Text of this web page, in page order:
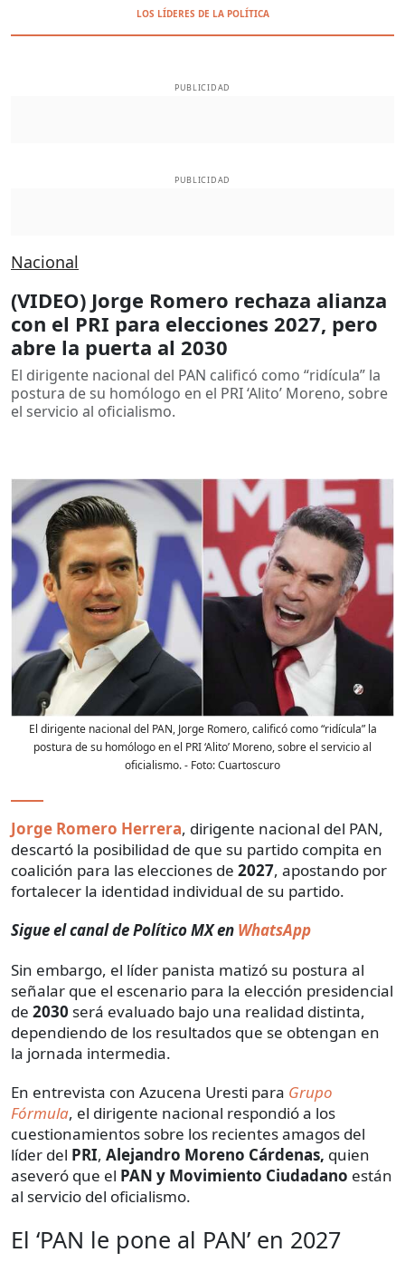
LOS LÍDERES DE LA POLÍTICA
PUBLICIDAD
PUBLICIDAD
Nacional
(VIDEO) Jorge Romero rechaza alianza
con el PRI para elecciones 2027, pero
abre la puerta al 2030
El dirigente nacional del PAN calificó como “ridícula” la
postura de su homólogo en el PRI ‘Alito’ Moreno, sobre
el servicio al oficialismo.
El dirigente nacional del PAN, Jorge Romero, calificó como “ridícula” la
postura de su homólogo en el PRI ‘Alito’ Moreno, sobre el servicio al
oficialismo.- Foto:Cuartoscuro
Jorge Romero Herrera, dirigente nacional del PAN,
descartó la posibilidad de que su partido compita en
coalición para las elecciones de 2027, apostando por
fortalecer la identidad individual de su partido.
Sigue el canal de Político MX en WhatsApp
Sin embargo, el líder panista matizó su postura al
señalar que el escenario para la elección presidencial
de 2030 será evaluado bajo una realidad distinta,
dependiendo de los resultados que se obtengan en
la jornada intermedia.
En entrevista con Azucena Uresti para Grupo
Fórmula, el dirigente nacional respondió a los
cuestionamientos sobre los recientes amagos del
líder del PRI, Alejandro Moreno Cárdenas, quien
aseveró que el PAN y Movimiento Ciudadano están
al servicio del oficialismo.
El ‘PAN le pone al PAN’ en 2027